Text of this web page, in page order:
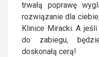
trwałą poprawę
rozwiązanie dla
Klinice Miracki. A
do zabiegu,
doskonałą cerą!